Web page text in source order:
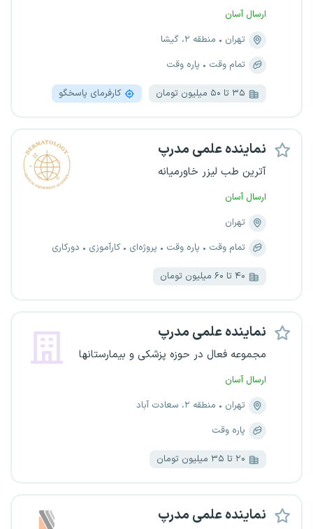
ارسال آسان
تهران
منطقه ۲، گیشا
تمام وقت
پاره وقت
۳۵ تا ۵۰ میلیون تومان کارفرمای پاسخگو
نماینده علمی مدرپ
آترین طب لیزر خاورمیانه
ارسال آسان
تهران
تمام وقت
پاره وقت پروژه‌ای کارآموزی دورکاری
۴۰ تا ۶۰ میلیون تومان
نماینده علمی مدرپ
مجموعه فعال در حوزه پزشکی و بیمارستانها
ارسال آسان
تهران
منطقه ۲، سعادت آباد
پاره وقت
۲۰ تا ۳۵ میلیون تومان
نماینده علمی مدرپ